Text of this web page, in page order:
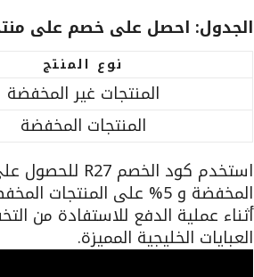
الجدول: احصل على خصم على
نوع المنتج
المنتجات غير المخفضة
المنتجات المخفضة
المخفضة و 5% على
أثناء عملية الدفع للاستفادة من
العبايات الخليجية المميزة.